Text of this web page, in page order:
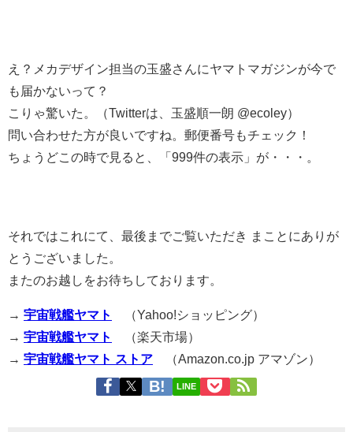
え？メカデザイン担当の玉盛さんにヤマトマガジンが今で
も届かないって？
こりゃ驚いた。（Twitterは、玉盛順一朗 @ecoley）
問い合わせた方が良いですね。郵便番号もチェック！
ちょうどこの時で見ると、「999件の表示」が・・・。
それではこれにて、最後までご覧いただき まことにありが
とうございました。
またのお越しをお待ちしております。
→ 宇宙戦艦ヤマト
（Yahoo!ショッピング）
→ 宇宙戦艦ヤマト
（楽天市場）
→ 宇宙戦艦ヤマト ストア （Amazon.co.jp アマゾン）
LINE